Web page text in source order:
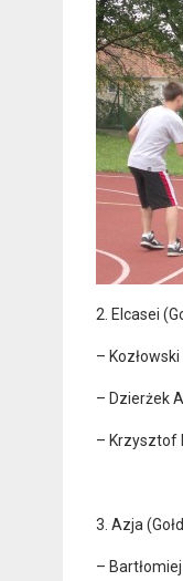
2. Elcasei
–
– Dzierżek
– Krzysztof
3. Azja
–